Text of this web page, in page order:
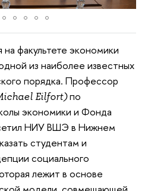
факультете экономики
из наиболее известных
порядка. Профессор
Eilfort)по
экономики и Фонда
НИУ ВШЭ в Нижнем
студентам и
социального
лежит в основе